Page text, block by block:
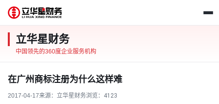
立华星财务
中国领先的360度企业服务机构
在广州商标注册为什么这样难
2017-04-17来源：立华星财务浏览： 4123